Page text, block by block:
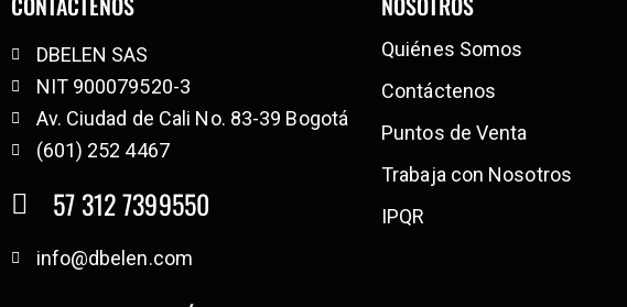
DBELEN SAS
NIT 900079520-3
Av. Ciudad de Cali No. 83-39 Bogotá
(601) 252 4467
57 312 7399550
info@dbelen.com
Quiénes Somos
Contáctenos
Puntos de Venta
Trabaja con Nosotros
IPQR